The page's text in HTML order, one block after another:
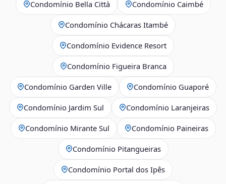
Condomínio Bella Città Condomínio Caimbé
Condomínio Chácaras Itambé
Condomínio Evidence Resort
Condomínio Figueira Branca
Condomínio Garden Ville Condomínio Guaporé
Condomínio Jardim Sul Condomínio Laranjeiras
Condomínio Mirante Sul Condomínio Paineiras
Condomínio Pitangueiras
Condomínio Portal dos Ipês